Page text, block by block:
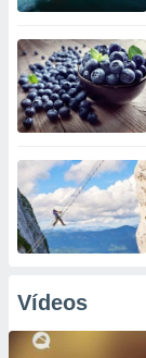
Vídeos